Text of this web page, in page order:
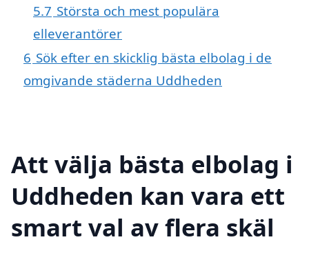
5.7 Största och mest populära
elleverantörer
6 Sök efter en skicklig bästa elbolag i de
omgivande städerna Uddheden
Att välja bästa elbolag i
Uddheden kan vara ett
smart val av flera skäl